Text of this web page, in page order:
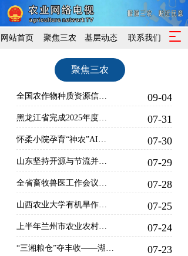
网站首页 聚焦三农 基层动态 联系我们
T
e
n
v
i
a
i
n
全国农作物种质资源信息平台上线试运行 09-04
黑龙江省完成2025年度驻村帮扶力量优化调整 7408名驻村干部奔赴乡村振兴一线 07-31
怀柔小院孕育“神农”AI农场 07-30
山东坚持开源与节流并重、增产与减损并行，推动各环节落实节粮减损 全链条节粮减损，山东有“粮”策 07-29
全省畜牧兽医工作会议暨动物疫情形势会商会在驻马店市召开 07-28
山西农业大学有机旱作农业重点实验室 牵头建设的“秸秆聚乳酸可降解地膜中试平台”启用 07-25
上半年兰州市农业农村经济稳中向好 07-24
“三湘粮仓”夺丰收——湖南半年经济观察之一 07-23
聚焦三农